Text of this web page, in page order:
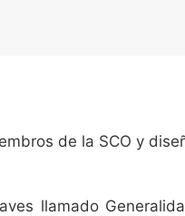
de la SCO y
llamado